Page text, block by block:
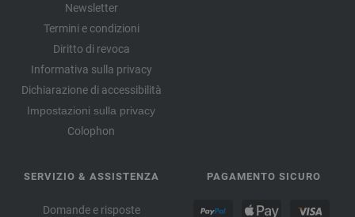
Newsletter
Termini e condizioni
Diritto di revoca
Informativa sulla privacy
Dichiarazione di accessibilità
Impostazioni sulla privacy
Colophon
SERVIZIO & ASSISTENZA
Domande e risposte
PAGAMENTO SICURO